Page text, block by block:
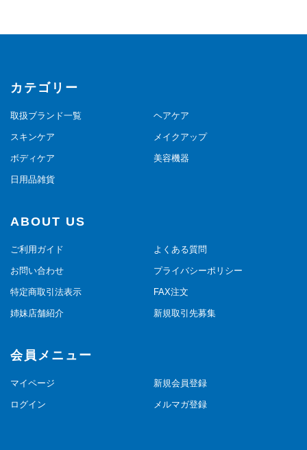
カテゴリー
取扱ブランド一覧 ヘアケア
スキンケア メイクアップ
ボディケア 美容機器
日用品雑貨
ABOUT US
ご利用ガイド よくある質問
お問い合わせ プライバシーポリシー
特定商取引法表示 FAX注文
姉妹店舗紹介 新規取引先募集
会員メニュー
マイページ 新規会員登録
ログイン メルマガ登録